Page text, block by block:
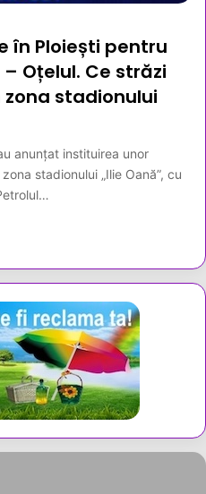
în Ploiești pentru
Oțelul. Ce străzi
stadionului
anunțat instituirea unor
stadionului „Ilie Oană”, cu